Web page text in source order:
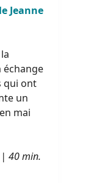
Jeanne
échange
qui ont
un
mai
| 40 min.